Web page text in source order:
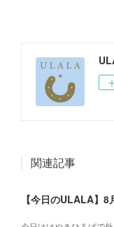
関連記事
【今日のULALA】8